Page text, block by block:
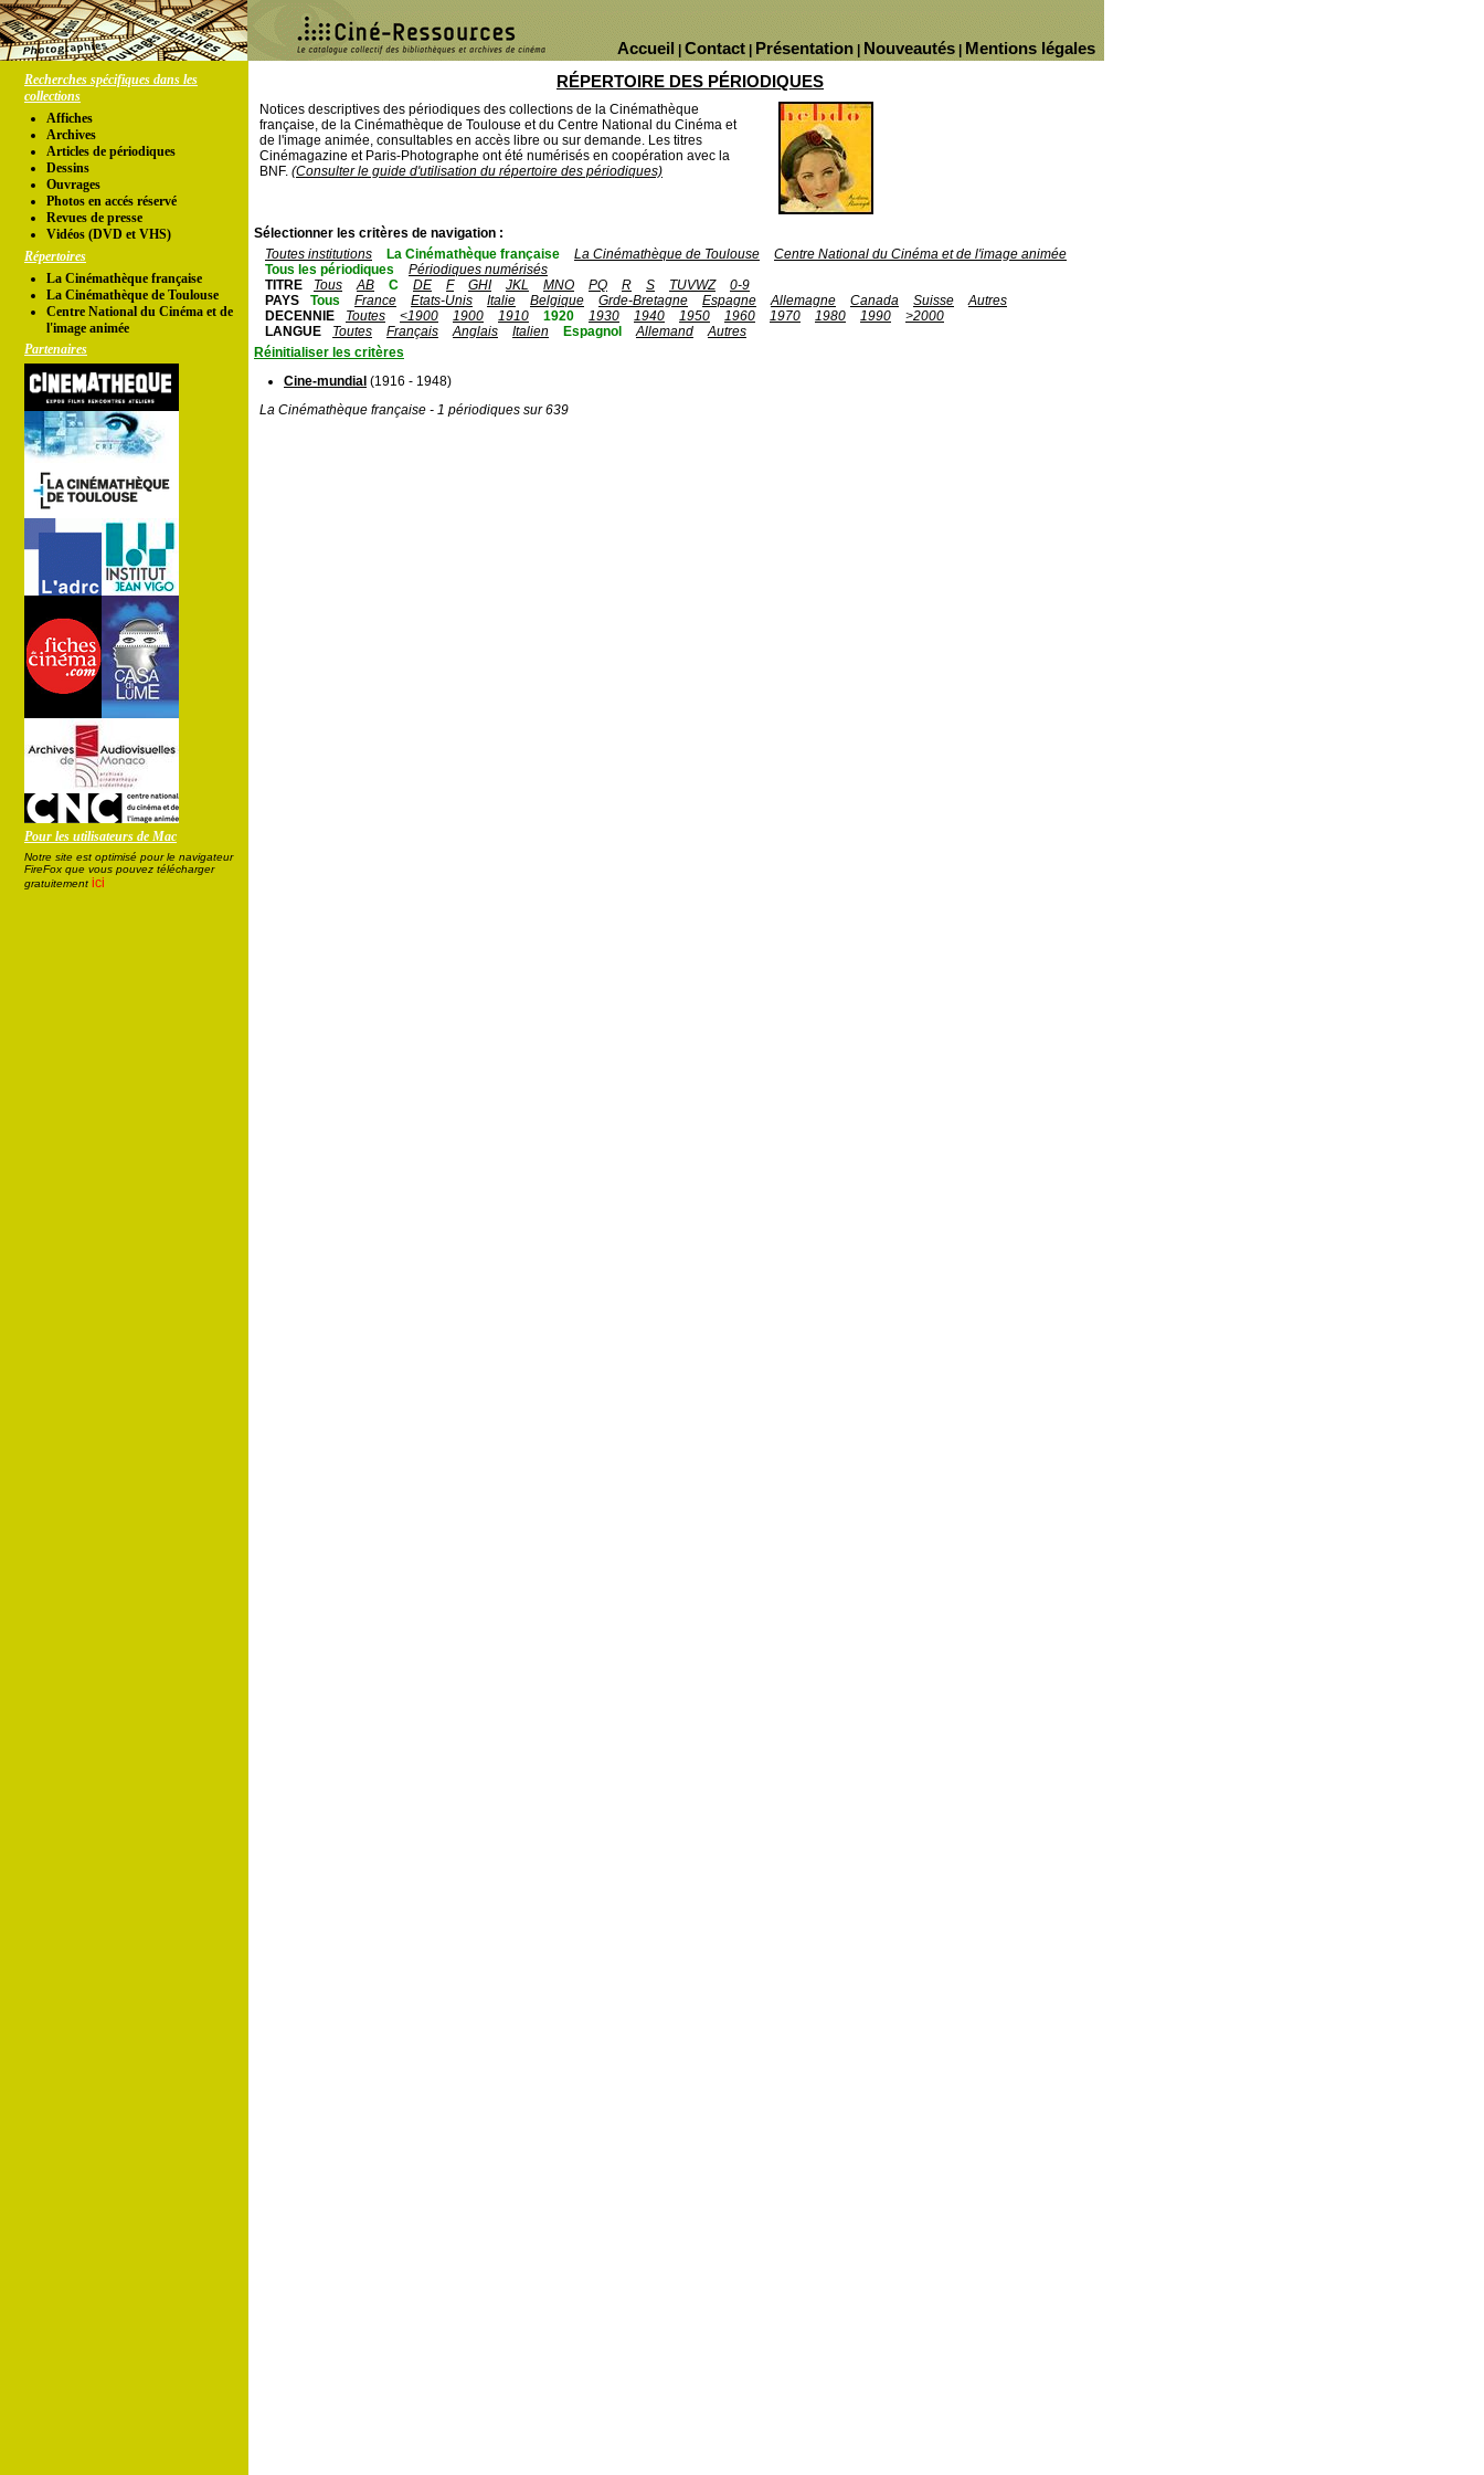
Mentions légales
Nouveautés
Présentation
Contact
Accueil
Recherches spécifiques dans les
collections
Affiches
Archives
Articles de périodiques
Dessins
Ouvrages
Photos en accés réservé
Revues de presse
Vidéos (DVD et VHS)
Répertoires
La Cinémathèque française
La Cinémathèque de Toulouse
Centre National du Cinéma et de
l'image animée
Partenaires
Pour les utilisateurs de Mac
Notre site est optimisé pour le navigateur
FireFox que vous pouvez télécharger
gratuitement ici
RÉPERTOIRE DES PÉRIODIQUES
Notices descriptives des périodiques des collections de la Cinémathèque
française, de la Cinémathèque de Toulouse et du Centre National du Cinéma et
de l'image animée, consultables en accès libre ou sur demande. Les titres
Cinémagazine et Paris-Photographe ont été numérisés en coopération avec la
BNF. (Consulter le guide d'utilisation du répertoire des périodiques)
Sélectionner les critères de navigation :
Toutes institutions
La Cinémathèque française La Cinémathèque de Toulouse
Centre National du Cinéma et de l'image animée
Tous les périodiques
Périodiques numérisés
TITRE
Tous AB C DE F GHI JKL MNO PQ R S TUVWZ
0-9
PAYS
Tous France Etats-Unis Italie Belgique Grde-Bretagne Espagne Allemagne Canada Suisse
Autres
DECENNIE
Toutes <1900 1900 1910 1920 1930 1940 1950 1960 1970 1980 1990
>2000
LANGUE
Toutes Français Anglais Italien Espagnol Allemand
Autres
Réinitialiser les critères
Cine-mundial (1916 - 1948)
La Cinémathèque française - 1 périodiques sur 639